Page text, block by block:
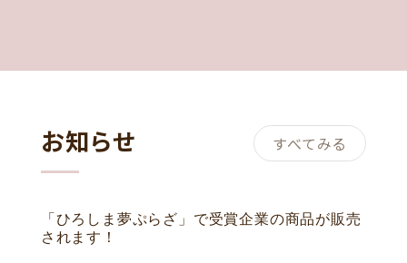
お知らせ すべてみる
「ひろしま夢ぷらざ」で受賞企業の商品が販売
されます！